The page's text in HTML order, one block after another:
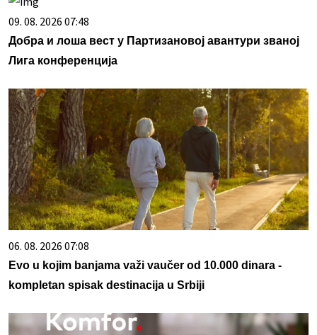
09. 08. 2026 07:48
Добра и лоша вест у Партизановој авантури званој
Лига конференција
06. 08. 2026 07:08
Evo u kojim banjama važi vaučer od 10.000 dinara -
kompletan spisak destinacija u Srbiji